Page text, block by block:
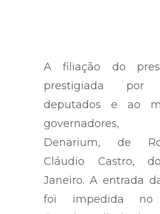
A filiação do
prestigiada por
deputados e ao
governadores,
Denarium, de
Cláudio Castro,
Janeiro. A entrada